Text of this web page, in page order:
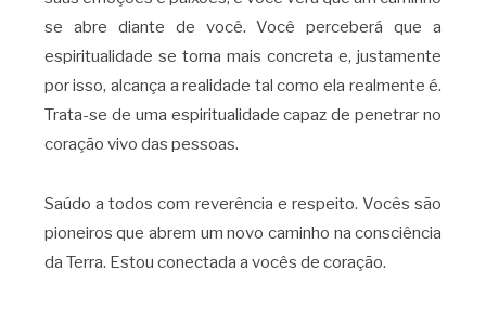
se abre diante de você. Você perceberá que a
espiritualidade se torna mais concreta e, justamente
por isso, alcança a realidade tal como ela realmente é.
Trata-se de uma espiritualidade capaz de penetrar no
coração vivo das pessoas.
Saúdo a todos com reverência e respeito. Vocês são
pioneiros que abrem um novo caminho na consciência
da Terra. Estou conectada a vocês de coração.